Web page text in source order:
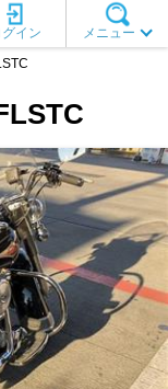
メニュー
グイン